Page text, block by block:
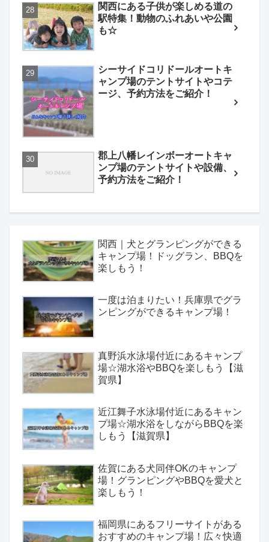
関西にある子供が楽しめる道の
駅特集！動物のふれあいや公園
も☆
シーサイドコリドールオートキ
ャンプ場のテントサイトやコテ
ージ、予約方法をご紹介！
郡上八幡レインボーオートキャ
ンプ場のテントサイトや設備、
予約方法をご紹介！
関西｜犬とグランピングができる
キャンプ場！ドッグラン、BBQを
楽しもう！
一度は泊まりたい！兵庫県でグラ
ンピングができるキャンプ場！
真野浜水泳場付近にあるキャンプ
場☆湖水浴やBBQを楽しもう【滋
賀県】
近江舞子水泳場付近にあるキャン
プ場☆湖水浴をしながらBBQを楽
しもう【滋賀県】
佐賀にある犬同伴OKのキャンプ
場！グランピングやBBQを愛犬と
楽しもう！
福岡県にあるフリーサイトがある
おすすめのキャンプ場！広々快適